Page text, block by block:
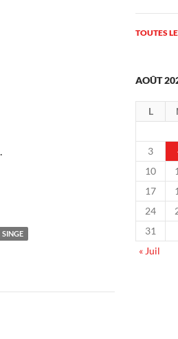
SINGE
TOUTES
AOÛT
L
3
10
17
24
31
« Juil